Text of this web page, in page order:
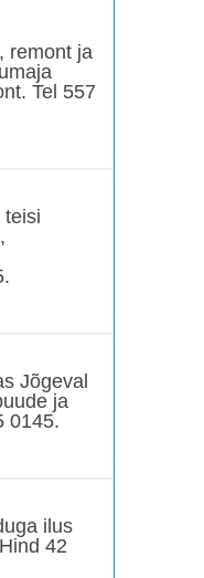
remont ja
Tel 557
teisi
Jõgeval
ja
0145.
ilus
42